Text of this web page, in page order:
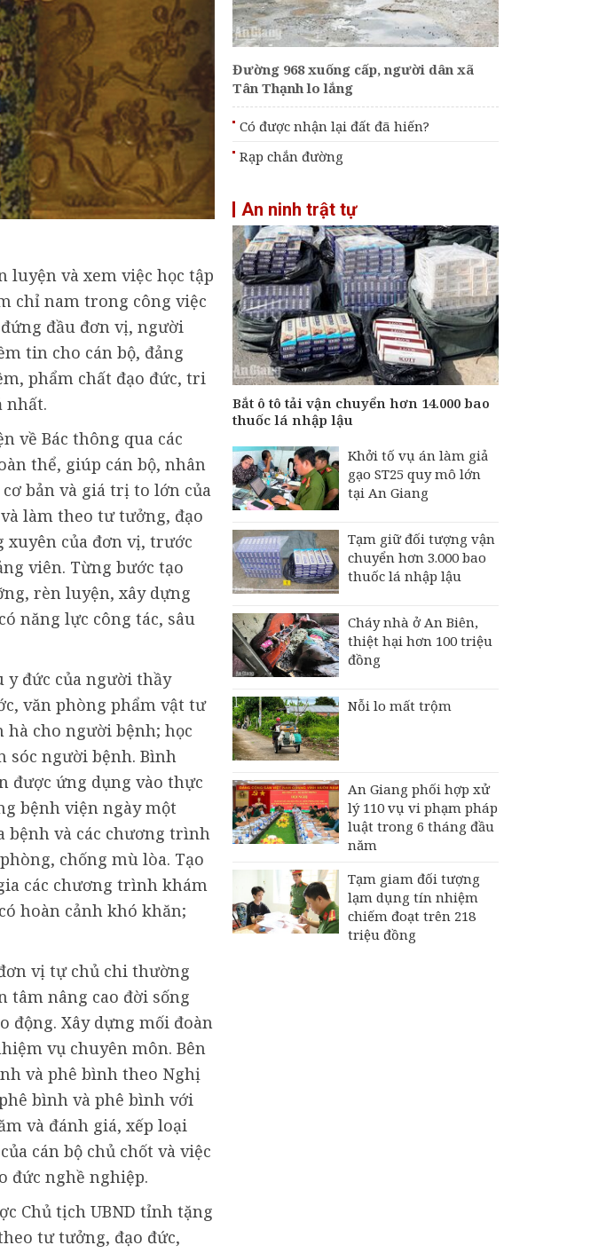
luyện và xem việc học tập
chỉ nam trong công việc
đầu đơn vị, người
tin cho cán bộ, đảng
phẩm chất đạo đức, tri
nhất.
về Bác thông qua các
thể, giúp cán bộ, nhân
bản và giá trị to lớn của
làm theo tư tưởng, đạo
xuyên của đơn vị, trước
viên. Từng bước tạo
rèn luyện, xây dựng
năng lực công tác, sâu
y đức của người thầy
văn phòng phẩm vật tư
cho người bệnh; học
sóc người bệnh. Bình
được ứng dụng vào thực
bệnh viện ngày một
bệnh và các chương trình
chống mù lòa. Tạo
các chương trình khám
hoàn cảnh khó khăn;
vị tự chủ chi thường
tâm nâng cao đời sống
động. Xây dựng mối đoàn
vụ chuyên môn. Bên
và phê bình theo Nghị
bình và phê bình với
và đánh giá, xếp loại
cán bộ chủ chốt và việc
đức nghề nghiệp.
Chủ tịch UBND tỉnh tặng
tư tưởng, đạo đức,
Đường 968 xuống cấp, người dân xã
Tân Thạnh lo lắng
Có được nhận lại đất đã hiến?
Rạp chắn đường
An ninh trật tự
Bắt ô tô tải vận chuyển hơn 14.000 bao
thuốc lá nhập lậu
Khởi tố vụ án làm giả
gạo ST25 quy mô lớn
tại An Giang
Tạm giữ đối tượng vận
chuyển hơn 3.000 bao
thuốc lá nhập lậu
Cháy nhà ở An Biên,
thiệt hại hơn 100 triệu
đồng
Nỗi lo mất trộm
An Giang phối hợp xử
lý 110 vụ vi phạm pháp
luật trong 6 tháng đầu
năm
Tạm giam đối tượng
lạm dụng tín nhiệm
chiếm đoạt trên 218
triệu đồng